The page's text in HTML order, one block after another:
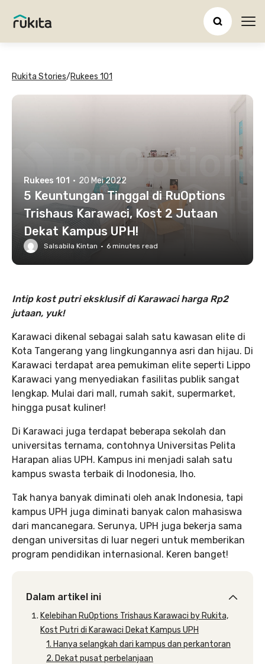
Rukita Stories/Rukees 101
Rukees 101 · 20 Mei 2022
5 Keuntungan Tinggal di RuOptions
Trishaus Karawaci, Kost 2 Jutaan
Dekat Kampus UPH!
Salsabila Kintan · 6 minutes read
Intip kost putri eksklusif di Karawaci harga Rp2
jutaan, yuk!
Karawaci dikenal sebagai salah satu kawasan elite di
Kota Tangerang yang lingkungannya asri dan hijau. Di
Karawaci terdapat area pemukiman elite seperti Lippo
Karawaci yang menyediakan fasilitas publik sangat
lengkap. Mulai dari mall, rumah sakit, supermarket,
hingga pusat kuliner!
Di Karawaci juga terdapat beberapa sekolah dan
universitas ternama, contohnya Universitas Pelita
Harapan alias UPH. Kampus ini menjadi salah satu
kampus swasta terbaik di Inodonesia, lho.
Tak hanya banyak diminati oleh anak Indonesia, tapi
kampus UPH juga diminati banyak calon mahasiswa
dari mancanegara. Serunya, UPH juga bekerja sama
dengan universitas di luar negeri untuk memberikan
program pendidikan internasional. Keren banget!
Dalam artikel ini
Kelebihan RuOptions Trishaus Karawaci by Rukita,
Kost Putri di Karawaci Dekat Kampus UPH
1. Hanya selangkah dari kampus dan perkantoran
2. Dekat pusat perbelanjaan